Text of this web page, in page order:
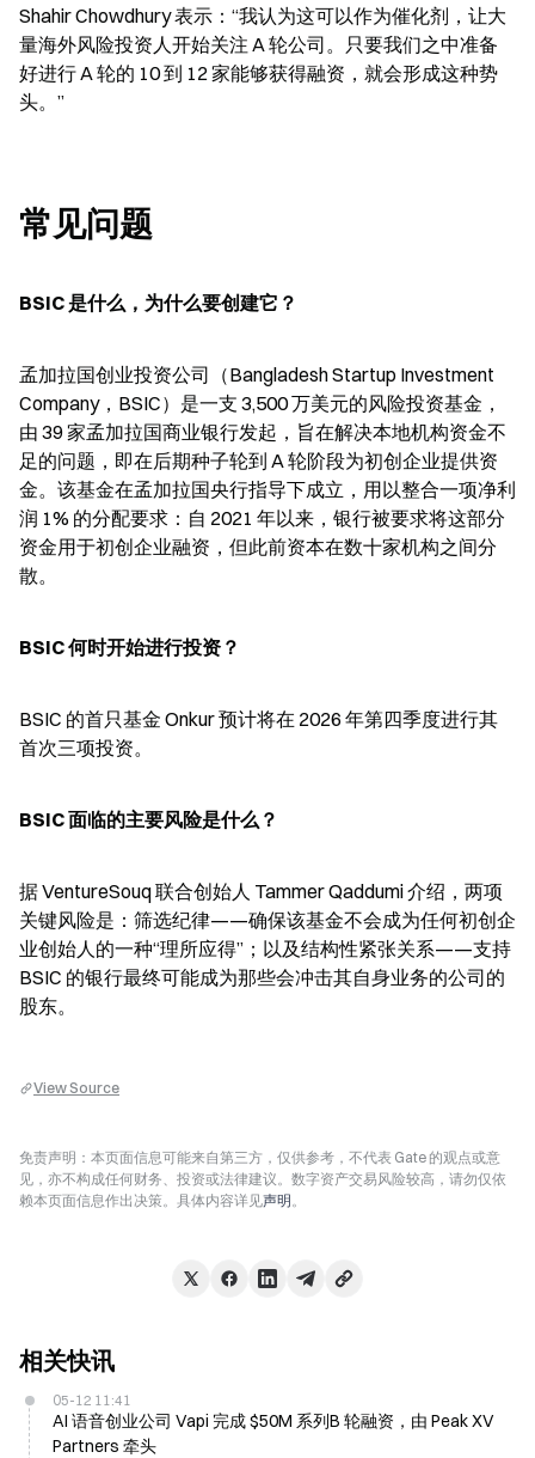
Shahir Chowdhury 表示：“我认为这可以作为催化剂，让大
量海外风险投资人开始关注 A 轮公司。只要我们之中准备
好进行 A 轮的 10 到 12 家能够获得融资，就会形成这种势
头。”
常见问题
BSIC 是什么，为什么要创建它？
孟加拉国创业投资公司（Bangladesh Startup Investment
Company，BSIC）是一支 3,500 万美元的风险投资基金，
由 39 家孟加拉国商业银行发起，旨在解决本地机构资金不
足的问题，即在后期种子轮到 A 轮阶段为初创企业提供资
金。该基金在孟加拉国央行指导下成立，用以整合一项净利
润 1% 的分配要求：自 2021 年以来，银行被要求将这部分
资金用于初创企业融资，但此前资本在数十家机构之间分
散。
BSIC 何时开始进行投资？
BSIC 的首只基金 Onkur 预计将在 2026 年第四季度进行其
首次三项投资。
BSIC 面临的主要风险是什么？
据 VentureSouq 联合创始人 Tammer Qaddumi 介绍，两项
关键风险是：筛选纪律——确保该基金不会成为任何初创企
业创始人的一种“理所应得”；以及结构性紧张关系——支持
BSIC 的银行最终可能成为那些会冲击其自身业务的公司的
股东。
View Source
免责声明：本页面信息可能来自第三方，仅供参考，不代表 Gate 的观点或意
见，亦不构成任何财务、投资或法律建议。数字资产交易风险较高，请勿仅依
赖本页面信息作出决策。具体内容详见声明。
相关快讯
05-12 11:41
AI 语音创业公司 Vapi 完成 $50M 系列B 轮融资，由 Peak XV
Partners 牵头